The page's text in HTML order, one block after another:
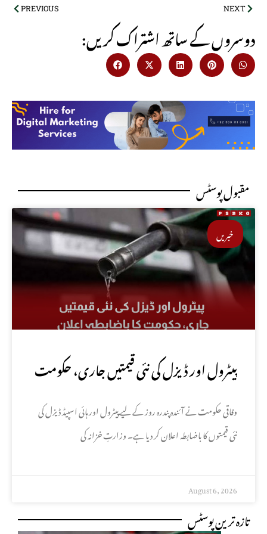
PREVIOUS NEXT
:دوسروں کے ساتھ اشتراک کریں
مقبول پوسٹس
خبریں
پیٹرول اور ڈیزل کی نئی قیمتیں جاری، حکومت
کا باضابطہ اعلان
وفاقی حکومت نے آئندہ پندرہ روز کے لیے پیٹرول اور ہائی اسپیڈ ڈیزل کی
نئی قیمتوں کا باضابطہ اعلان کر دیا ہے۔ وزارتِ خزانہ کی
August 6, 2026
تازہ ترین پوسٹس